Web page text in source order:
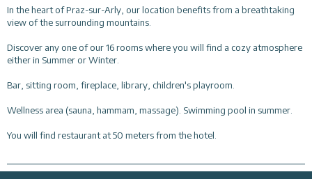
In the heart of Praz-sur-Arly, our location benefits from a breathtaking
view of the surrounding mountains.
Discover any one of our 16 rooms where you will find a cozy atmosphere
either in Summer or Winter.
Bar, sitting room, fireplace, library, children's playroom.
Wellness area (sauna, hammam, massage). Swimming pool in summer.
You will find restaurant at 50 meters from the hotel.